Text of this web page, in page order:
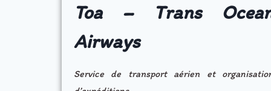
Toa – Trans
Airways
Service de transport aérien et